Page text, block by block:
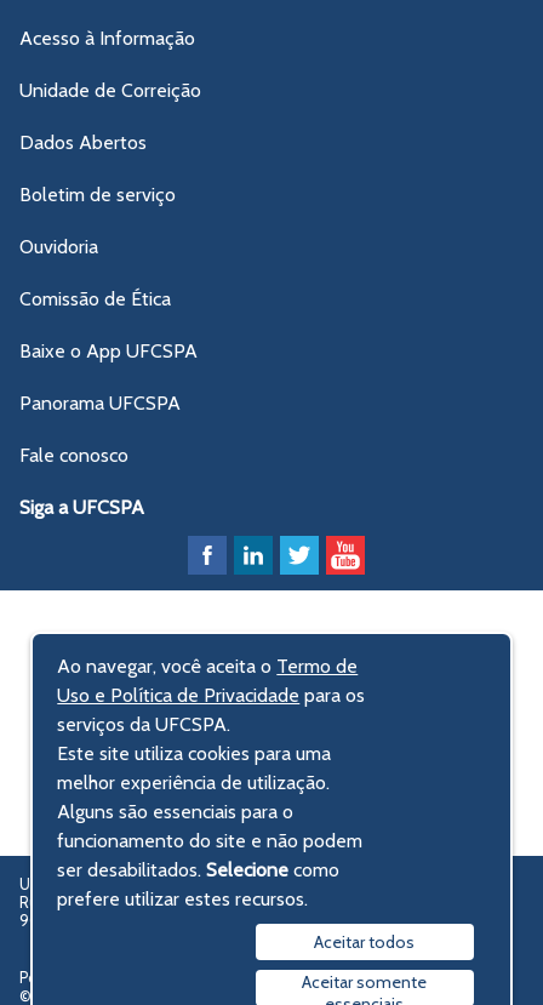
Acesso à Informação
Unidade de Correição
Dados Abertos
Boletim de serviço
Ouvidoria
Comissão de Ética
Baixe o App UFCSPA
Panorama UFCSPA
Fale conosco
Siga a UFCSPA
UFCSPA – Universidade Federal de Ciências da Saúde de Porto Alegre
Rua Sarmento Leite, 245 - Centro Histórico
90050-170 Porto Alegre, RS, Brasil
Política de privacidade
© 2009-2026 UFCSPA
Ao navegar, você aceita o Termo de
Uso e Política de Privacidade para os
serviços da UFCSPA.
Este site utiliza cookies para uma
melhor experiência de utilização.
Alguns são essenciais para o
funcionamento do site e não podem
ser desabilitados.Selecionecomo
prefere utilizar estes recursos.
Aceitar todos
Aceitar somente